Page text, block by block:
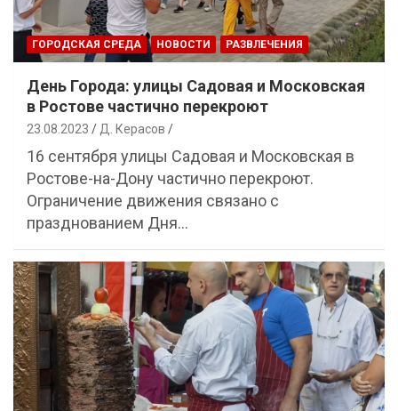
ГОРОДСКАЯ СРЕДА НОВОСТИ РАЗВЛЕЧЕНИЯ
День Города: улицы Садовая и Московская
в Ростове частично перекроют
23.08.2023 Д. Керасов
16 сентября улицы Садовая и Московская в
Ростове-на-Дону частично перекроют.
Ограничение движения связано с
празднованием Дня…